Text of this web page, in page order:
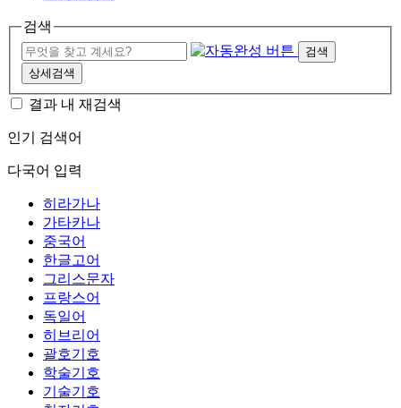
검색
검색
상세검색
결과 내 재검색
인기 검색어
다국어 입력
히라가나
가타카나
중국어
한글고어
그리스문자
프랑스어
독일어
히브리어
괄호기호
학술기호
기술기호